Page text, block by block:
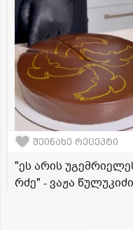
შეინახე რეცეპტი
"ეს არის
რძე" - ვაჟა